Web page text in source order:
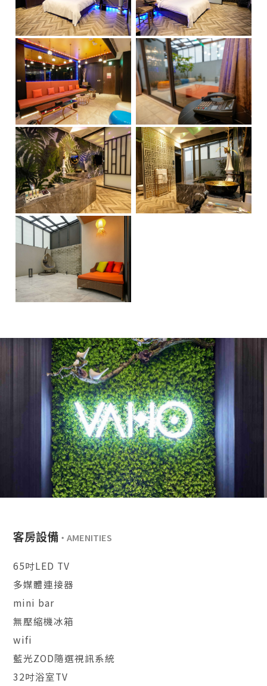
客房設備
65吋LED TV
多媒體連接器
mini bar
無壓縮機冰箱
wifi
藍光ZOD隨選視訊系統
32吋浴室TV